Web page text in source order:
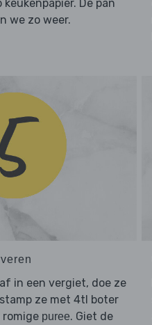
De pan
we zo weer.
in een vergiet, doe ze
ze met 4tl boter
romige puree. Giet de